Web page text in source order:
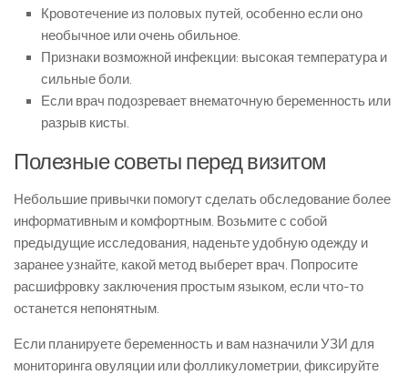
Кровотечение из половых путей, особенно если оно
необычное или очень обильное.
Признаки возможной инфекции: высокая температура и
сильные боли.
Если врач подозревает внематочную беременность или
разрыв кисты.
Полезные советы перед визитом
Небольшие привычки помогут сделать обследование более
информативным и комфортным. Возьмите с собой
предыдущие исследования, наденьте удобную одежду и
заранее узнайте, какой метод выберет врач. Попросите
расшифровку заключения простым языком, если что-то
останется непонятным.
Если планируете беременность и вам назначили УЗИ для
мониторинга овуляции или фолликулометрии, фиксируйте